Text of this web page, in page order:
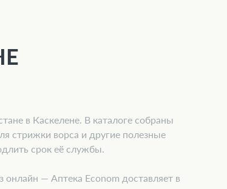
в Каскелене. В каталоге собраны
стрижки ворса и другие полезные
срок её службы.
— Аптека Econom доставляет в